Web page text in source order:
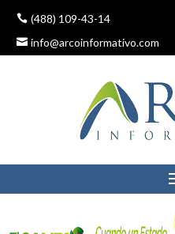
(488) 109-43-14
info@arcoinformativo.com